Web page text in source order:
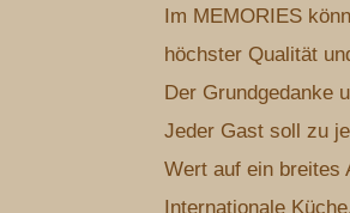
Im MEMORIES
höchster Qualität
Der Grundgedanke
Jeder Gast soll zu
Wert auf ein breites
Internationale